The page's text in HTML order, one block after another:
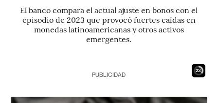
El banco compara el actual ajuste en bonos con el
episodio de 2023 que provocó fuertes caídas en
monedas latinoamericanas y otros activos
emergentes.
21
PUBLICIDAD